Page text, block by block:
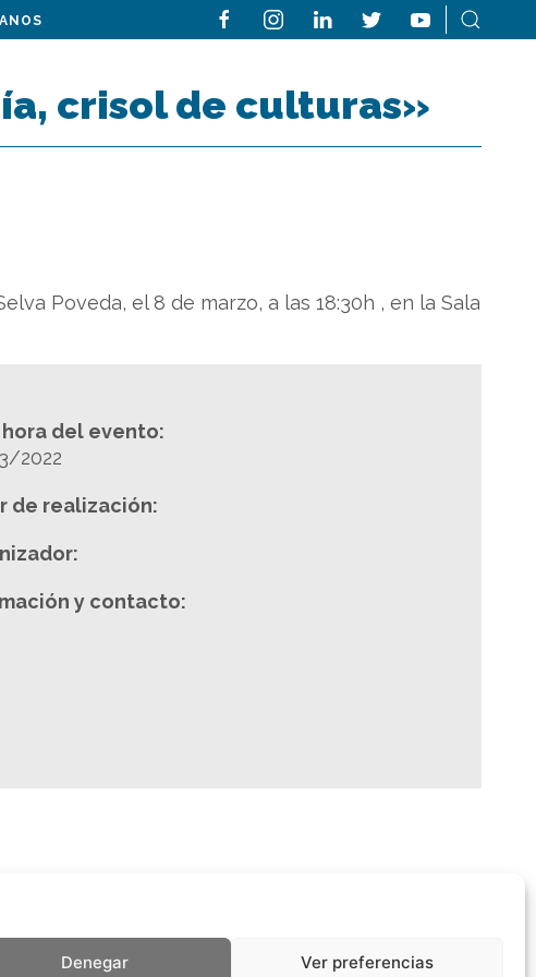
Denegar Ver preferencias
crisol de culturas»
Poveda, el 8 de marzo, a las 18:30h , en la Sala
hora del evento:
2022
de realización:
y contacto: